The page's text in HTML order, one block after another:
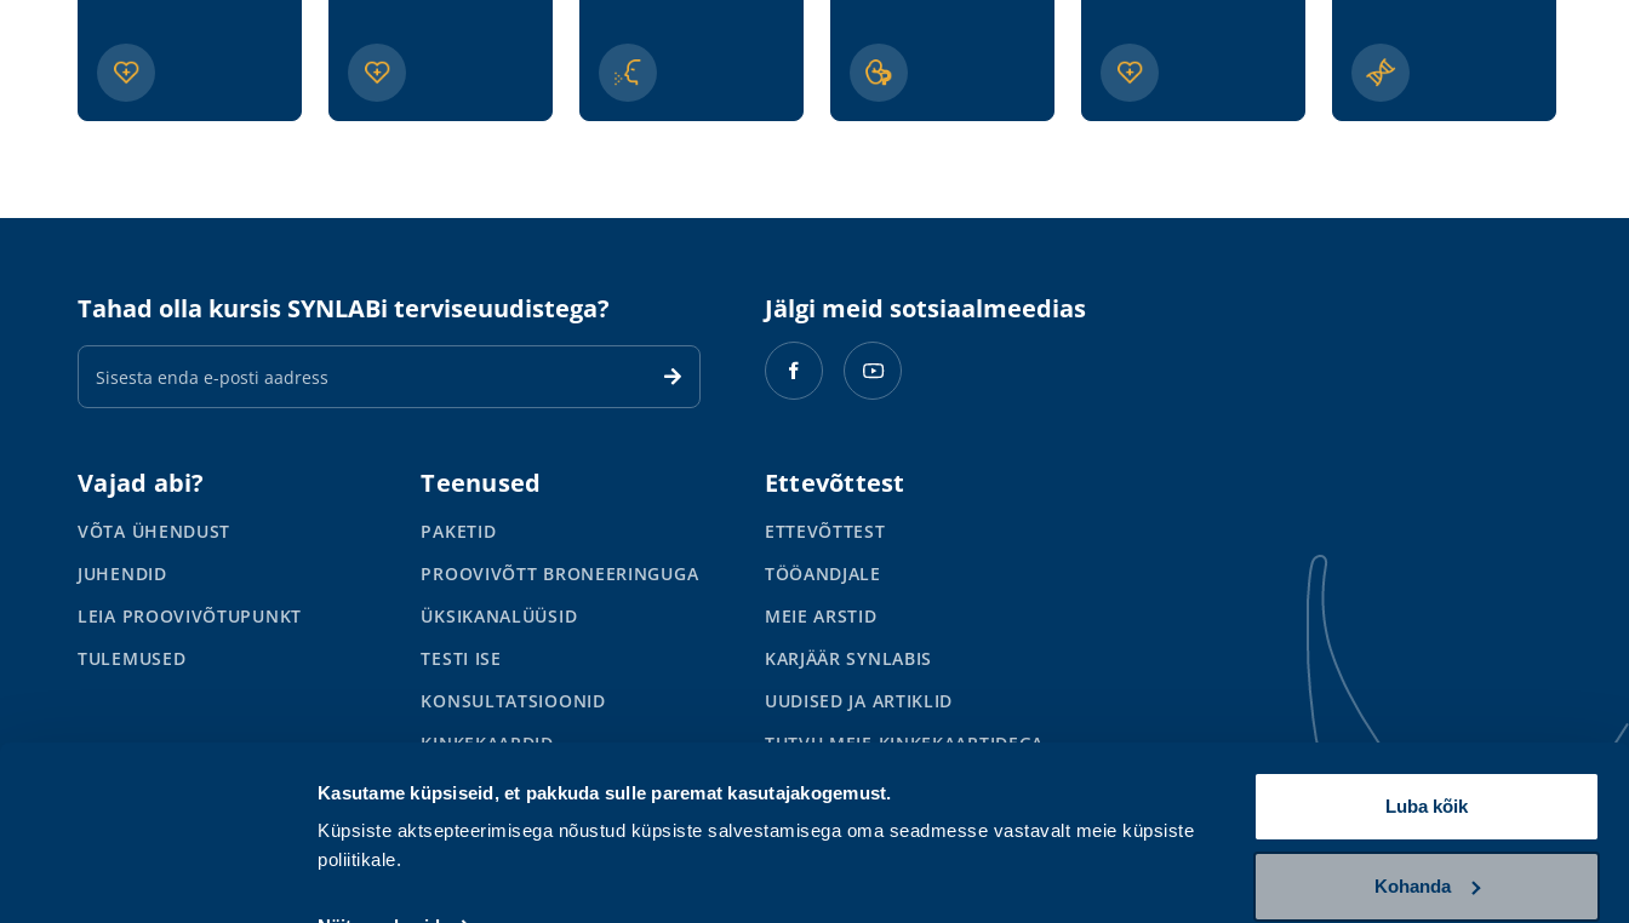
Kasutame küpsiseid, et pakkuda sulle paremat kasutajakogemust.
Küpsiste aktsepteerimisega nõustud küpsiste salvestamisega oma seadmesse vastavalt meie küpsiste
poliitikale.
Luba kõik
Kohanda
Tahad olla kursis SYNLABi terviseuudistega?
E-
maili
aadress
Jälgi meid sotsiaalmeedias
Vajad abi?
VÕTA ÜHENDUST
JUHENDID
LEIA PROOVIVÕTUPUNKT
TULEMUSED
Teenused
PAKETID
PROOVIVÕTT BRONEERINGUGA
ÜKSIKANALÜÜSID
TESTI ISE
KONSULTATSIOONID
KINKEKAARDID
SYNLABI BUSS
LAPSED
Ettevõttest
ETTEVÕTTEST
TÖÖANDJALE
MEIE ARSTID
KARJÄÄR SYNLABIS
UUDISED JA ARTIKLID
TUTVU MEIE KINKEKAARTIDEGA